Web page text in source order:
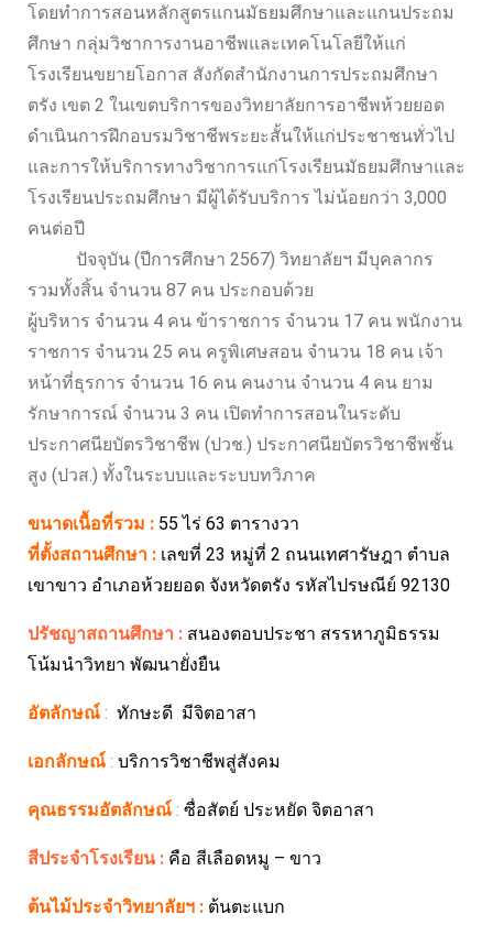
โดยทำการสอนหลักสูตรแกนมัธยมศึกษาและแกนประถม
ศึกษา กลุ่มวิชาการงานอาชีพและเทคโนโลยีให้แก่
โรงเรียนขยายโอกาส สังกัดสำนักงานการประถมศึกษา
ตรัง เขต 2 ในเขตบริการของวิทยาลัยการอาชีพห้วยยอด
ดำเนินการฝึกอบรมวิชาชีพระยะสั้นให้แก่ประชาชนทั่วไป
และการให้บริการทางวิชาการแก่โรงเรียนมัธยมศึกษาและ
โรงเรียนประถมศึกษา มีผู้ได้รับบริการ ไม่น้อยกว่า 3,000
คนต่อปี
ปัจจุบัน (ปีการศึกษา 2567) วิทยาลัยฯ มีบุคลากร
รวมทั้งสิ้น จำนวน 87 คน ประกอบด้วย
ผู้บริหาร จำนวน 4 คน ข้าราชการ จำนวน 17 คน พนักงาน
ราชการ จำนวน 25 คน ครูพิเศษสอน จำนวน 18 คน เจ้า
หน้าที่ธุรการ จำนวน 16 คน คนงาน จำนวน 4 คน ยาม
รักษาการณ์ จำนวน 3 คน เปิดทำการสอนในระดับ
ประกาศนียบัตรวิชาชีพ (ปวช.) ประกาศนียบัตรวิชาชีพชั้น
สูง (ปวส.) ทั้งในระบบและระบบทวิภาค
ขนาดเนื้อที่รวม : 55 ไร่ 63 ตารางวา
ที่ตั้งสถานศึกษา : เลขที่ 23 หมู่ที่ 2 ถนนเทศารัษฎา ตำบล
เขาขาว อำเภอห้วยยอด จังหวัดตรัง รหัสไปรษณีย์ 92130
ปรัชญาสถานศึกษา : สนองตอบประชา สรรหาภูมิธรรม
โน้มนำวิทยา พัฒนายั่งยืน
อัตลักษณ์ : ทักษะดี มีจิตอาสา
เอกลักษณ์ : บริการวิชาชีพสู่สังคม
คุณธรรมอัตลักษณ์ : ซื่อสัตย์ ประหยัด จิตอาสา
สีประจำโรงเรียน : คือ สีเลือดหมู – ขาว
ต้นไม้ประจำวิทยาลัยฯ : ต้นตะแบก